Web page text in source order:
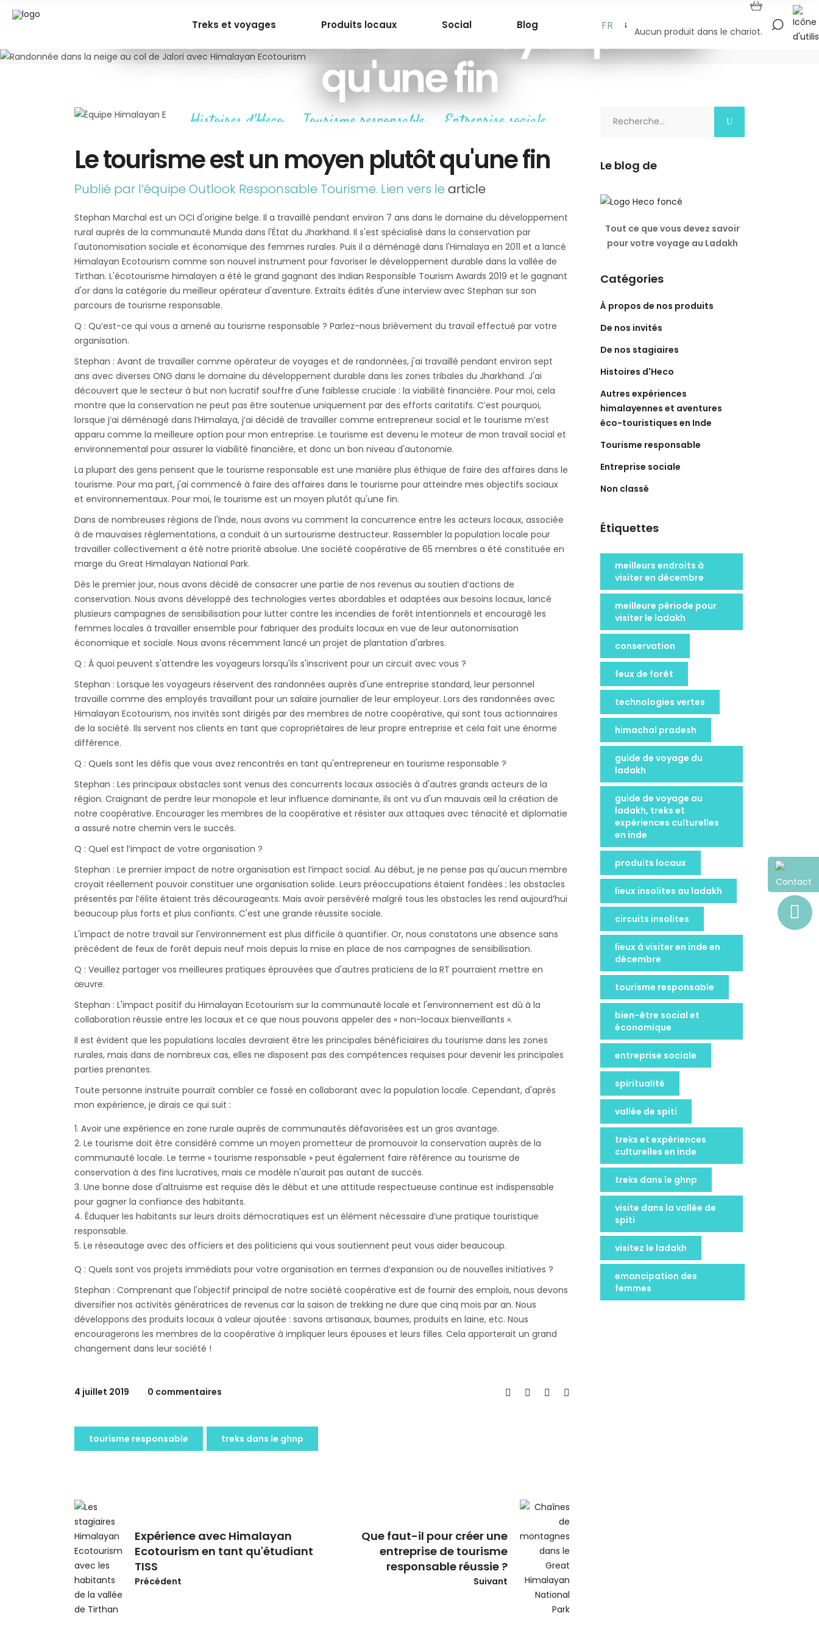
Treks et voyages Produits locaux Social Blog A propos
FR Aucun produit dans le chariot.
Le tourisme est un moyen plutôt
qu'une fin
Histoires d'Heco Tourisme responsable Entreprise sociale
Le tourisme est un moyen plutôt qu'une fin
Publié par l’équipe Outlook Responsable Tourisme. Lien vers le article
Stephan Marchal est un OCI d'origine belge. Il a travaillé pendant environ 7 ans dans le domaine du développement
rural auprès de la communauté Munda dans l'État du Jharkhand. Il s'est spécialisé dans la conservation par
l'autonomisation sociale et économique des femmes rurales. Puis il a déménagé dans l'Himalaya en 2011 et a lancé
Himalayan Ecotourism comme son nouvel instrument pour favoriser le développement durable dans la vallée de
Tirthan. L'écotourisme himalayen a été le grand gagnant des Indian Responsible Tourism Awards 2019 et le gagnant
d'or dans la catégorie du meilleur opérateur d'aventure. Extraits édités d'une interview avec Stephan sur son
parcours de tourisme responsable.
Q : Qu’est-ce qui vous a amené au tourisme responsable ? Parlez-nous brièvement du travail effectué par votre
organisation.
Stephan : Avant de travailler comme opérateur de voyages et de randonnées, j'ai travaillé pendant environ sept
ans avec diverses ONG dans le domaine du développement durable dans les zones tribales du Jharkhand. J'ai
découvert que le secteur à but non lucratif souffre d'une faiblesse cruciale : la viabilité financière. Pour moi, cela
montre que la conservation ne peut pas être soutenue uniquement par des efforts caritatifs. C’est pourquoi,
lorsque j’ai déménagé dans l’Himalaya, j’ai décidé de travailler comme entrepreneur social et le tourisme m’est
apparu comme la meilleure option pour mon entreprise. Le tourisme est devenu le moteur de mon travail social et
environnemental pour assurer la viabilité financière, et donc un bon niveau d'autonomie.
La plupart des gens pensent que le tourisme responsable est une manière plus éthique de faire des affaires dans le
tourisme. Pour ma part, j'ai commencé à faire des affaires dans le tourisme pour atteindre mes objectifs sociaux
et environnementaux. Pour moi, le tourisme est un moyen plutôt qu'une fin.
Dans de nombreuses régions de l'Inde, nous avons vu comment la concurrence entre les acteurs locaux, associée
à de mauvaises réglementations, a conduit à un surtourisme destructeur. Rassembler la population locale pour
travailler collectivement a été notre priorité absolue. Une société coopérative de 65 membres a été constituée en
marge du Great Himalayan National Park.
Dès le premier jour, nous avons décidé de consacrer une partie de nos revenus au soutien d’actions de
conservation. Nous avons développé des technologies vertes abordables et adaptées aux besoins locaux, lancé
plusieurs campagnes de sensibilisation pour lutter contre les incendies de forêt intentionnels et encouragé les
femmes locales à travailler ensemble pour fabriquer des produits locaux en vue de leur autonomisation
économique et sociale. Nous avons récemment lancé un projet de plantation d'arbres.
Q : À quoi peuvent s'attendre les voyageurs lorsqu'ils s'inscrivent pour un circuit avec vous ?
Stephan : Lorsque les voyageurs réservent des randonnées auprès d'une entreprise standard, leur personnel
travaille comme des employés travaillant pour un salaire journalier de leur employeur. Lors des randonnées avec
Himalayan Ecotourism, nos invités sont dirigés par des membres de notre coopérative, qui sont tous actionnaires
de la société. Ils servent nos clients en tant que copropriétaires de leur propre entreprise et cela fait une énorme
différence.
Q : Quels sont les défis que vous avez rencontrés en tant qu'entrepreneur en tourisme responsable ?
Stephan : Les principaux obstacles sont venus des concurrents locaux associés à d'autres grands acteurs de la
région. Craignant de perdre leur monopole et leur influence dominante, ils ont vu d'un mauvais œil la création de
notre coopérative. Encourager les membres de la coopérative et résister aux attaques avec ténacité et diplomatie
a assuré notre chemin vers le succès.
Q : Quel est l’impact de votre organisation ?
Stephan : Le premier impact de notre organisation est l’impact social. Au début, je ne pense pas qu'aucun membre
croyait réellement pouvoir constituer une organisation solide. Leurs préoccupations étaient fondées ; les obstacles
présentés par l’élite étaient très décourageants. Mais avoir persévéré malgré tous les obstacles les rend aujourd’hui
beaucoup plus forts et plus confiants. C'est une grande réussite sociale.
L'impact de notre travail sur l'environnement est plus difficile à quantifier. Or, nous constatons une absence sans
précédent de feux de forêt depuis neuf mois depuis la mise en place de nos campagnes de sensibilisation.
Q : Veuillez partager vos meilleures pratiques éprouvées que d'autres praticiens de la RT pourraient mettre en
œuvre.
Stephan : L'impact positif du Himalayan Ecotourism sur la communauté locale et l'environnement est dû à la
collaboration réussie entre les locaux et ce que nous pouvons appeler des « non-locaux bienveillants ».
Il est évident que les populations locales devraient être les principales bénéficiaires du tourisme dans les zones
rurales, mais dans de nombreux cas, elles ne disposent pas des compétences requises pour devenir les principales
parties prenantes.
Toute personne instruite pourrait combler ce fossé en collaborant avec la population locale. Cependant, d'après
mon expérience, je dirais ce qui suit :
Avoir une expérience en zone rurale auprès de communautés défavorisées est un gros avantage.
Le tourisme doit être considéré comme un moyen prometteur de promouvoir la conservation auprès de la
communauté locale. Le terme « tourisme responsable » peut également faire référence au tourisme de
conservation à des fins lucratives, mais ce modèle n'aurait pas autant de succès.
Une bonne dose d'altruisme est requise dès le début et une attitude respectueuse continue est indispensable
pour gagner la confiance des habitants.
Éduquer les habitants sur leurs droits démocratiques est un élément nécessaire d’une pratique touristique
responsable.
Le réseautage avec des officiers et des politiciens qui vous soutiennent peut vous aider beaucoup.
Q : Quels sont vos projets immédiats pour votre organisation en termes d’expansion ou de nouvelles initiatives ?
Stephan : Comprenant que l'objectif principal de notre société coopérative est de fournir des emplois, nous devons
diversifier nos activités génératrices de revenus car la saison de trekking ne dure que cinq mois par an. Nous
développons des produits locaux à valeur ajoutée : savons artisanaux, baumes, produits en laine, etc. Nous
encouragerons les membres de la coopérative à impliquer leurs épouses et leurs filles. Cela apporterait un grand
changement dans leur société !
4 juillet 2019 0 commentaires
tourisme responsable treks dans le ghnp
Expérience avec Himalayan
Ecotourism en tant qu'étudiant
TISS
Précédent
Que faut-il pour créer une
entreprise de tourisme
responsable réussie ?
Suivant
Le blog de
Tout ce que vous devez savoir
pour votre voyage au Ladakh
Catégories
À propos de nos produits
De nos invités
De nos stagiaires
Histoires d'Heco
Autres expériences
himalayennes et aventures
éco-touristiques en Inde
Tourisme responsable
Entreprise sociale
Non classé
Étiquettes
meilleurs endroits à
visiter en décembre
meilleure période pour
visiter le ladakh
conservation
feux de forêt
technologies vertes
himachal pradesh
guide de voyage du
ladakh
guide de voyage au
ladakh, treks et
expériences culturelles
en inde
produits locaux
lieux insolites au ladakh
circuits insolites
lieux à visiter en inde en
décembre
tourisme responsable
bien-être social et
économique
entreprise sociale
spiritualité
vallée de spiti
treks et expériences
culturelles en inde
treks dans le ghnp
visite dans la vallée de
spiti
visitez le ladakh
emancipation des
femmes
Contact